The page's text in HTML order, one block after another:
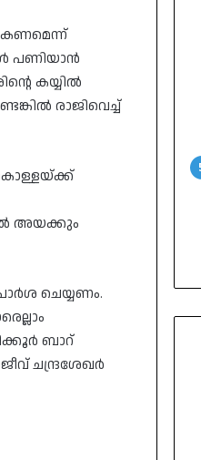
പണിയാൻ
കയ്യിൽ
രാജിവെച്ച്
അയക്കും
ചെയ്യണം.
ബാറ്
ചന്ദ്രശേഖർ